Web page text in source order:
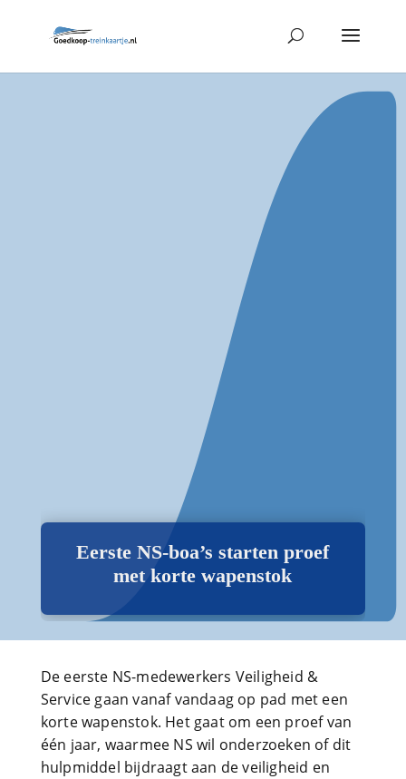
Eerste NS-boa’s starten proef
met korte wapenstok
De eerste NS-medewerkers Veiligheid &
Service gaan vanaf vandaag op pad met een
korte wapenstok. Het gaat om een proef van
één jaar, waarmee NS wil onderzoeken of dit
hulpmiddel bijdraagt aan de veiligheid en